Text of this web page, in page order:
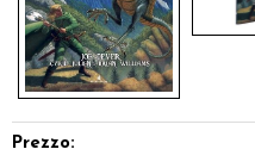
Prezzo: